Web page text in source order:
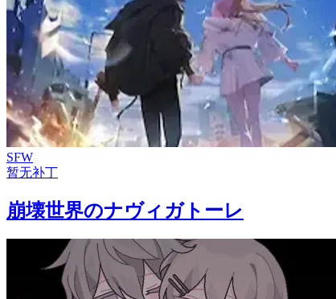
SFW
暂无补丁
崩壊世界のナヴィガトーレ